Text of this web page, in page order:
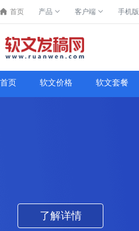
首页 产品 客户端 手机版
首页 软文价格 软文套餐
了解详情